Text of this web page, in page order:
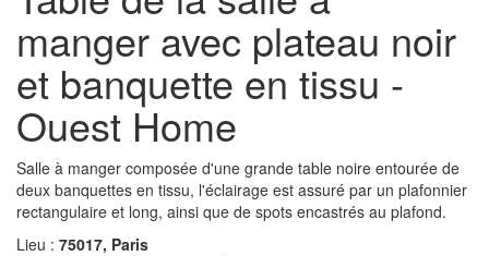
manger avec plateau noir
et banquette en tissu -
Ouest Home
Salle à manger composée d'une grande table noire entourée de
deux banquettes en tissu, l'éclairage est assuré par un plafonnier
rectangulaire et long, ainsi que de spots encastrés au plafond.
Lieu : 75017, Paris